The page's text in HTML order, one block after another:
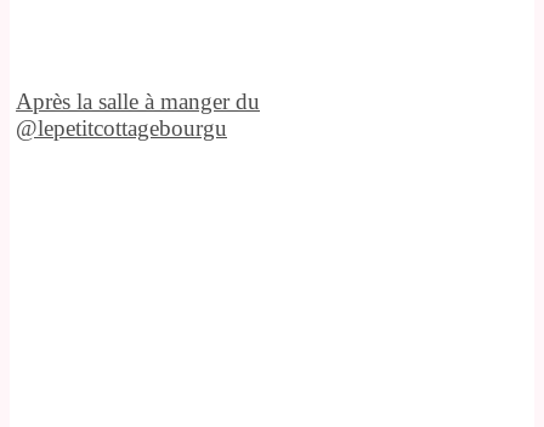
Après la salle à manger du
@lepetitcottagebourgu